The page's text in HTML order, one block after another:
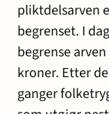
pliktdelsarven
begrenset. I
begrense
kroner. Etter
ganger